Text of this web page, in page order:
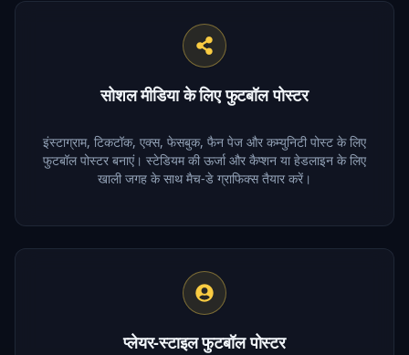
सोशल मीडिया के लिए फुटबॉल पोस्टर
इंस्टाग्राम, टिकटॉक, एक्स, फेसबुक, फैन पेज और कम्युनिटी पोस्ट के लिए
फुटबॉल पोस्टर बनाएं। स्टेडियम की ऊर्जा और कैप्शन या हेडलाइन के लिए
खाली जगह के साथ मैच-डे ग्राफिक्स तैयार करें।
प्लेयर-स्टाइल फुटबॉल पोस्टर